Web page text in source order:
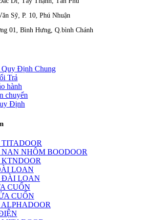
Sỹ, P. 10, Phú Nhuận
01, Bình Hưng, Q.bình Chánh
Quy Định Chung
Trả
hành
chuyển
Định
NHÔM BOODOOR
LOAN
ĐÀI LOAN
CUỐN
CUỐN